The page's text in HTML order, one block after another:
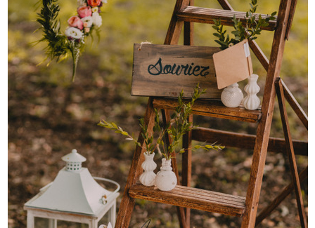
DÉCLARATIONS
BLOG